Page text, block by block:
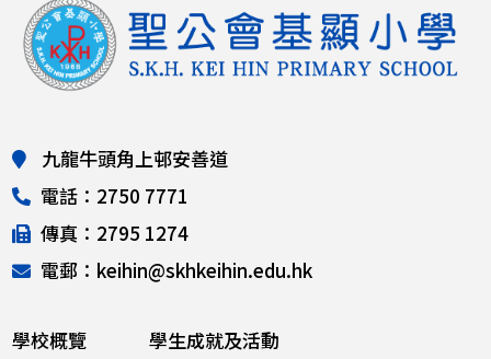
九龍牛頭角上邨安善道
電話：2750 7771
傳真：2795 1274
學校概覽
本校資訊
學與教
學生成就及活動
入學與升中
基顯同行